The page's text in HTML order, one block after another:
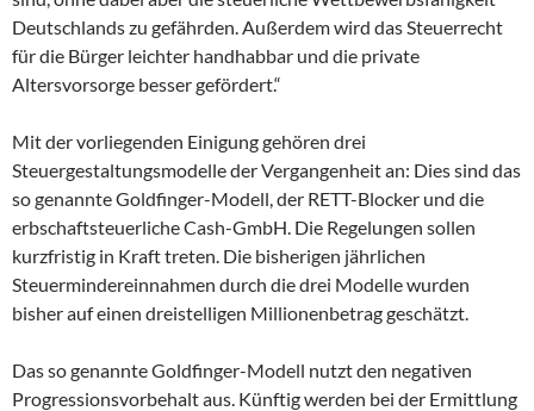
Deutschlands zu gefährden. Außerdem wird das Steuerrecht
für die Bürger leichter handhabbar und die private
Altersvorsorge besser gefördert.“
Mit der vorliegenden Einigung gehören drei
Steuergestaltungsmodelle der Vergangenheit an: Dies sind das
so genannte Goldfinger-Modell, der RETT-Blocker und die
erbschaftsteuerliche Cash-GmbH. Die Regelungen sollen
kurzfristig in Kraft treten. Die bisherigen jährlichen
Steuermindereinnahmen durch die drei Modelle wurden
bisher auf einen dreistelligen Millionenbetrag geschätzt.
Das so genannte Goldfinger-Modell nutzt den negativen
Progressionsvorbehalt aus. Künftig werden bei der Ermittlung